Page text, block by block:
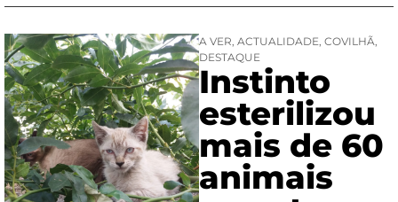
A VER, ACTUALIDADE, COVILHÃ,
DESTAQUE
Instinto
esterilizou
mais de 60
animais